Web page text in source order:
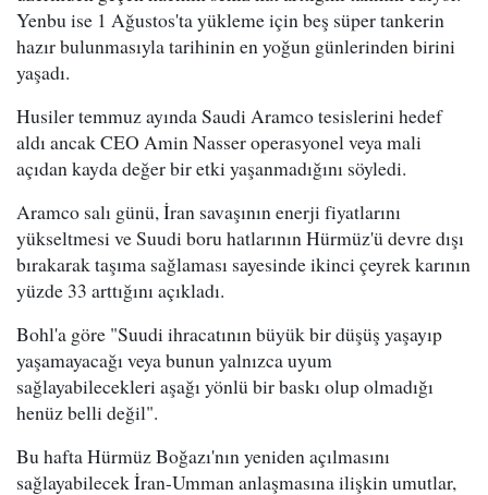
Yenbu ise 1 Ağustos'ta yükleme için beş süper tankerin
hazır bulunmasıyla tarihinin en yoğun günlerinden birini
yaşadı.
Husiler temmuz ayında Saudi Aramco tesislerini hedef
aldı ancak CEO Amin Nasser operasyonel veya mali
açıdan kayda değer bir etki yaşanmadığını söyledi.
Aramco salı günü, İran savaşının enerji fiyatlarını
yükseltmesi ve Suudi boru hatlarının Hürmüz'ü devre dışı
bırakarak taşıma sağlaması sayesinde ikinci çeyrek karının
yüzde 33 arttığını açıkladı.
Bohl'a göre "Suudi ihracatının büyük bir düşüş yaşayıp
yaşamayacağı veya bunun yalnızca uyum
sağlayabilecekleri aşağı yönlü bir baskı olup olmadığı
henüz belli değil".
Bu hafta Hürmüz Boğazı'nın yeniden açılmasını
sağlayabilecek İran-Umman anlaşmasına ilişkin umutlar,